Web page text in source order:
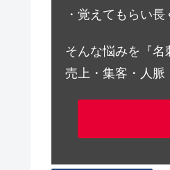
・覚えてもらい
そんな悩みを『名
売上・集客・人脈